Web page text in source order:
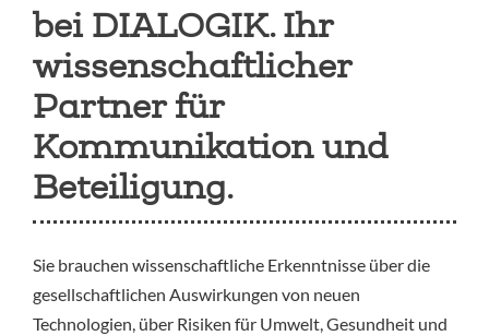
bei DIALOGIK. Ihr
wissenschaftlicher
Partner für
Kommunikation und
Beteiligung.
Sie brauchen wissenschaftliche Erkenntnisse über die
gesellschaftlichen Auswirkungen von neuen
Technologien, über Risiken für Umwelt, Gesundheit und